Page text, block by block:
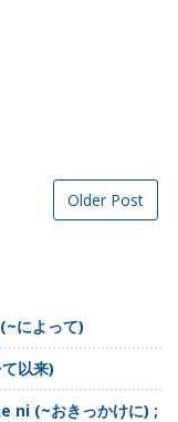
Older Post
によって)
以来)
(~おきっかけに) ;